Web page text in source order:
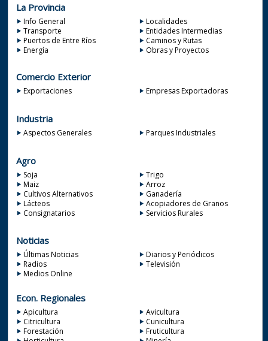
La Provincia
Info General
Localidades
Transporte
Entidades Intermedias
Puertos de Entre Ríos
Caminos y Rutas
Energía
Obras y Proyectos
Comercio Exterior
Exportaciones Empresas Exportadoras
Industria
Aspectos Generales Parques Industriales
Agro
Soja
Trigo
Maiz
Arroz
Cultivos Alternativos
Ganadería
Lácteos
Acopiadores de Granos
Consignatarios
Servicios Rurales
Noticias
Últimas Noticias
Diarios y Periódicos
Radios
Televisión
Medios Online
Econ. Regionales
Apicultura
Avicultura
Citricultura
Cunicultura
Forestación
Fruticultura